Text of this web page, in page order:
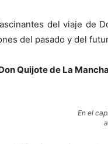
del viaje de
del pasado y del
Quijote de La Mancha
En el